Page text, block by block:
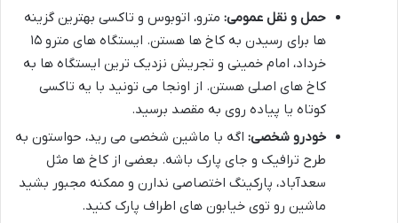
حمل و نقل عمومی: مترو، اتوبوس و تاکسی بهترین گزینه
ها برای رسیدن به کاخ ها هستن. ایستگاه های مترو ۱۵
خرداد، امام خمینی و تجریش نزدیک ترین ایستگاه ها به
کاخ های اصلی هستن. از اونجا می تونید با یه تاکسی
کوتاه یا پیاده روی به مقصد برسید.
خودرو شخصی: اگه با ماشین شخصی می رید، حواستون به
طرح ترافیک و جای پارک باشه. بعضی از کاخ ها مثل
سعدآباد، پارکینگ اختصاصی ندارن و ممکنه مجبور بشید
ماشین رو توی خیابون های اطراف پارک کنید.